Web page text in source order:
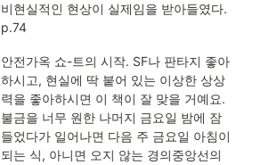
비현실적인 현상이 실제임을 받아들였다.
p.74
안전가옥 쇼-트의 시작. SF나 판타지 좋아
하시고, 현실에 딱 붙어 있는 이상한 상상
력을 좋아하시면 이 책이 잘 맞을 거예요.
불금을 너무 원한 나머지 금요일 밤에 잠
들었다가 일어나면 다음 주 금요일 아침이
되는 식, 아니면 오지 않는 경의중앙선의